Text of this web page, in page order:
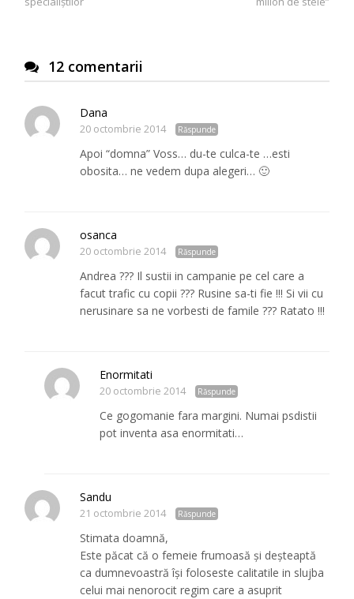
12 comentarii
Dana
20 octombrie 2014 Răspunde
Apoi “domna” Voss… du-te culca-te …esti
obosita… ne vedem dupa alegeri… 🙂
osanca
20 octombrie 2014 Răspunde
Andrea ??? Il sustii in campanie pe cel care a
facut trafic cu copii ??? Rusine sa-ti fie !!! Si vii cu
nerusinare sa ne vorbesti de famile ??? Ratato !!!
Enormitati
20 octombrie 2014 Răspunde
Ce gogomanie fara margini. Numai psdistii
pot inventa asa enormitati…
Sandu
21 octombrie 2014 Răspunde
Stimata doamnă,
Este păcat că o femeie frumoasă și deșteaptă
ca dumnevoastră își foloseste calitatile in slujba
celui mai nenorocit regim care a asuprit